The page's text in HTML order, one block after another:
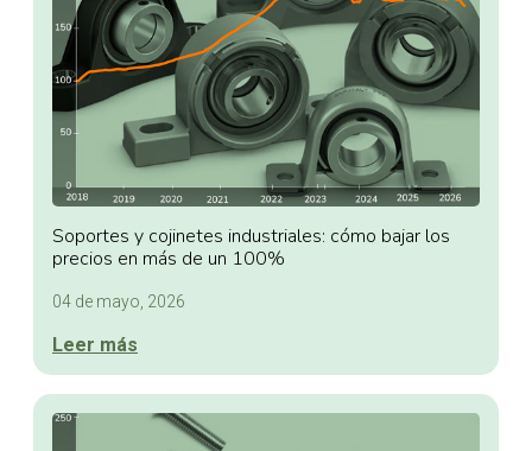
Soportes y cojinetes industriales: cómo bajar los
precios en más de un 100%
04 de mayo, 2026
Leer más